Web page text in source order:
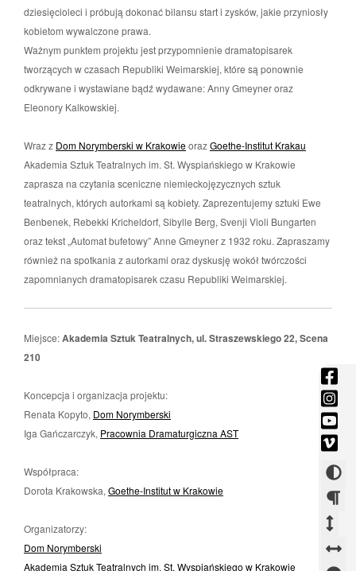
-
się
w
-
się
w
-
się
w
się
w
dziesięcioleci i próbują dokonać bilansu start i zysków, jakie przyniosły
kobietom wywalczone prawa.
Ważnym punktem projektu jest przypomnienie dramatopisarek
tworzących w czasach Republiki Weimarskiej, które są ponownie
odkrywane i wystawiane bądź wydawane: Anny Gmeyner oraz
Eleonory Kalkowskiej.
Wraz z Dom Norymberski w KrakowieorazGoethe-Institut Krakau
Akademia Sztuk Teatralnych im. St. Wyspiańskiego w Krakowie
zaprasza na czytania sceniczne niemieckojęzycznych sztuk
teatralnych, których autorkami są kobiety. Zaprezentujemy sztuki Ewe
Benbenek, Rebekki Kricheldorf, Sibylle Berg, Svenji Violi Bungarten
oraz tekst „Automat bufetowy” Anne Gmeyner z 1932 roku. Zapraszamy
również na spotkania z autorkami oraz dyskusję wokół twórczości
zapomnianych dramatopisarek czasu Republiki Weimarskiej.
Miejsce:Akademia Sztuk Teatralnych, ul. Straszewskiego 22, Scena
210
Koncepcja i organizacja projektu:
Renata Kopyto, Dom Norymberski
Iga Gańczarczyk, Pracownia Dramaturgiczna AST
Współpraca:
Dorota Krakowska, Goethe-Institut w Krakowie
Organizatorzy:
Dom Norymberski
Akademia Sztuk Teatralnych im. St. Wyspiańskiego w Krakowie